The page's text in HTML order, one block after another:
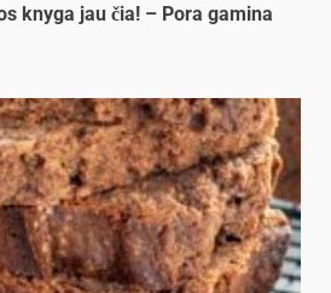
knyga jau čia! – Pora gamina